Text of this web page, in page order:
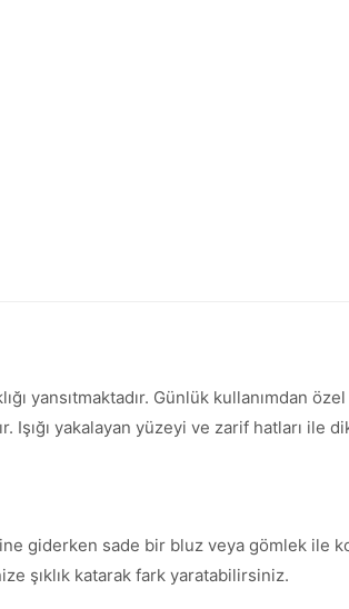
yansıtmaktadır. Günlük kullanımdan
yakalayan yüzeyi ve zarif hatları ile
giderken sade bir bluz veya gömlek ile
şıklık katarak fark yaratabilirsiniz.